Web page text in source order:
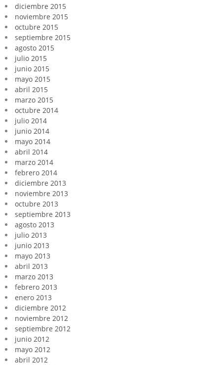
diciembre 2015
noviembre 2015
octubre 2015
septiembre 2015
agosto 2015
julio 2015
junio 2015
mayo 2015
abril 2015
marzo 2015
octubre 2014
julio 2014
junio 2014
mayo 2014
abril 2014
marzo 2014
febrero 2014
diciembre 2013
noviembre 2013
octubre 2013
septiembre 2013
agosto 2013
julio 2013
junio 2013
mayo 2013
abril 2013
marzo 2013
febrero 2013
enero 2013
diciembre 2012
noviembre 2012
septiembre 2012
junio 2012
mayo 2012
abril 2012